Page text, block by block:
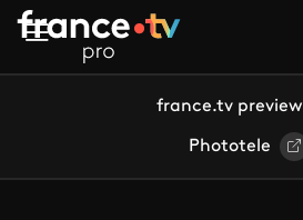
Aller au contenu principal
france.tv preview
Phototele